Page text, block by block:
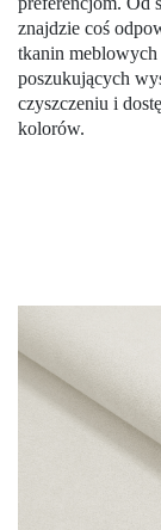
znajdzie coś
tkanin
poszukujących
czyszczeniu i
kolorów.